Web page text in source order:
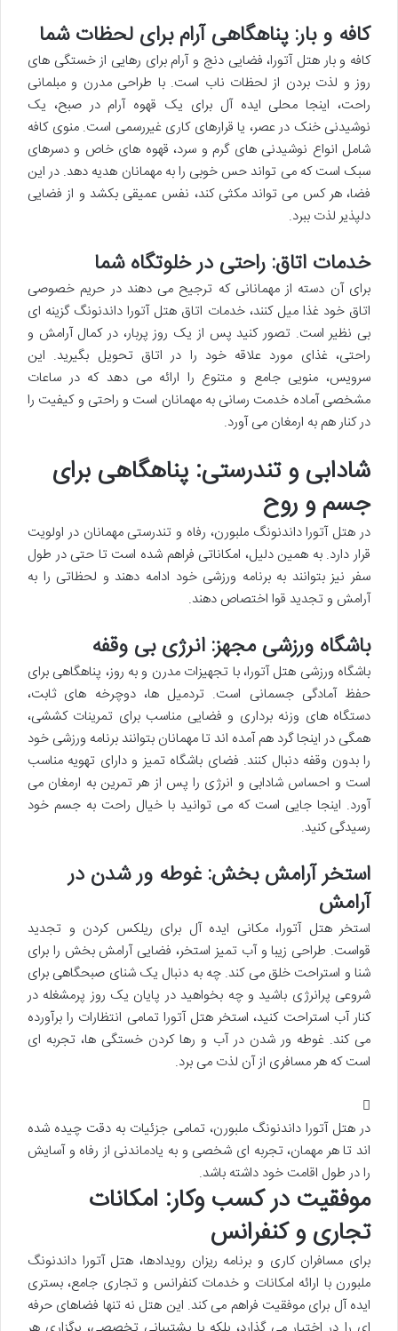
کافه و بار: پناهگاهی آرام برای لحظات شما
کافه و بار هتل آتورا، فضایی دنج و آرام برای رهایی از خستگی های
روز و لذت بردن از لحظات ناب است. با طراحی مدرن و مبلمانی
راحت، اینجا محلی ایده آل برای یک قهوه آرام در صبح، یک
نوشیدنی خنک در عصر، یا قرارهای کاری غیررسمی است. منوی کافه
شامل انواع نوشیدنی های گرم و سرد، قهوه های خاص و دسرهای
سبک است که می تواند حس خوبی را به مهمانان هدیه دهد. در این
فضا، هر کس می تواند مکثی کند، نفس عمیقی بکشد و از فضایی
دلپذیر لذت ببرد.
خدمات اتاق: راحتی در خلوتگاه شما
برای آن دسته از مهمانانی که ترجیح می دهند در حریم خصوصی
اتاق خود غذا میل کنند، خدمات اتاق هتل آتورا داندنونگ گزینه ای
بی نظیر است. تصور کنید پس از یک روز پربار، در کمال آرامش و
راحتی، غذای مورد علاقه خود را در اتاق تحویل بگیرید. این
سرویس، منویی جامع و متنوع را ارائه می دهد که در ساعات
مشخصی آماده خدمت رسانی به مهمانان است و راحتی و کیفیت را
در کنار هم به ارمغان می آورد.
شادابی و تندرستی: پناهگاهی برای
جسم و روح
در هتل آتورا داندنونگ ملبورن، رفاه و تندرستی مهمانان در اولویت
قرار دارد. به همین دلیل، امکاناتی فراهم شده است تا حتی در طول
سفر نیز بتوانند به برنامه ورزشی خود ادامه دهند و لحظاتی را به
آرامش و تجدید قوا اختصاص دهند.
باشگاه ورزشی مجهز: انرژی بی وقفه
باشگاه ورزشی هتل آتورا، با تجهیزات مدرن و به روز، پناهگاهی برای
حفظ آمادگی جسمانی است. تردمیل ها، دوچرخه های ثابت،
دستگاه های وزنه برداری و فضایی مناسب برای تمرینات کششی،
همگی در اینجا گرد هم آمده اند تا مهمانان بتوانند برنامه ورزشی خود
را بدون وقفه دنبال کنند. فضای باشگاه تمیز و دارای تهویه مناسب
است و احساس شادابی و انرژی را پس از هر تمرین به ارمغان می
آورد. اینجا جایی است که می توانید با خیال راحت به جسم خود
رسیدگی کنید.
استخر آرامش بخش: غوطه ور شدن در
آرامش
استخر هتل آتورا، مکانی ایده آل برای ریلکس کردن و تجدید
قواست. طراحی زیبا و آب تمیز استخر، فضایی آرامش بخش را برای
شنا و استراحت خلق می کند. چه به دنبال یک شنای صبحگاهی برای
شروعی پرانرژی باشید و چه بخواهید در پایان یک روز پرمشغله در
کنار آب استراحت کنید، استخر هتل آتورا تمامی انتظارات را برآورده
می کند. غوطه ور شدن در آب و رها کردن خستگی ها، تجربه ای
است که هر مسافری از آن لذت می برد.
در هتل آتورا داندنونگ ملبورن، تمامی جزئیات به دقت چیده شده
اند تا هر مهمان، تجربه ای شخصی و به یادماندنی از رفاه و آسایش
را در طول اقامت خود داشته باشد.
موفقیت در کسب وکار: امکانات
تجاری و کنفرانس
برای مسافران کاری و برنامه ریزان رویدادها، هتل آتورا داندنونگ
ملبورن با ارائه امکانات و خدمات کنفرانس و تجاری جامع، بستری
ایده آل برای موفقیت فراهم می کند. این هتل نه تنها فضاهای حرفه